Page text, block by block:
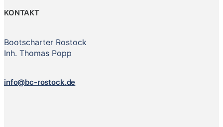
KONTAKT
Bootscharter Rostock
Inh. Thomas Popp
info@bc-rostock.de